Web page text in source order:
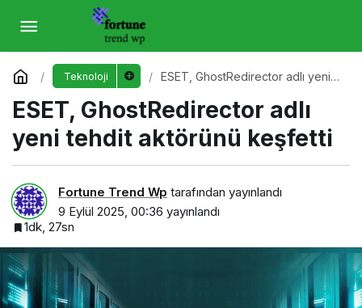
Teknoloji
ESET, GhostRedirector adlı yeni
ESET, GhostRedirector adlı
yeni tehdit aktörünü keşfetti
Fortune Trend Wp tarafından yayınlandı
9 Eylül 2025, 00:36 yayınlandı
1dk, 27sn
ESET, GhostRedirector adlı yeni tehdit
aktörünü keşfetti
Yorum Yap